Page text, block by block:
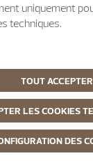
uniquement
techniques.
TOUT ACCEPTER
LES COOKIES
DES